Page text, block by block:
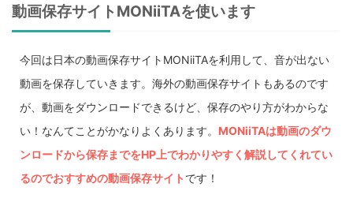
動画保存サイトMONiiTAを使います
今回は日本の動画保存サイトMONiiTAを利用して、音が出ない
動画を保存していきます。海外の動画保存サイトもあるのです
が、動画をダウンロードできるけど、保存のやり方がわからな
い！なんてことがかなりよくあります。 MONiiTAは動画のダウ
ンロードから保存までをHP上でわかりやすく解説してくれてい
るのでおすすめの動画保存サイト です！